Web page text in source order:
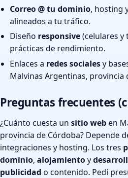
Correo @ tu dominio, hosting
alineados a tu tráfico.
Diseño responsive(celulares y
prácticas de rendimiento.
Enlaces a redes socialesy
Malvinas Argentinas, provincia
Preguntas frecuentes
¿Cuánto cuesta un sitio weben
provincia de Córdoba? Depende
integraciones y hosting. Los tres
dominio, alojamientoy
publicidad o contenido. Pedí